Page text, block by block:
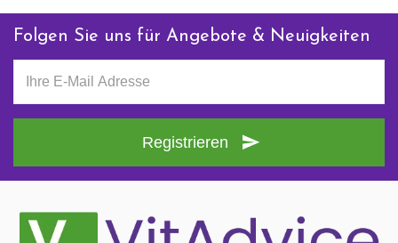
Folgen Sie uns für Angebote & Neuigkeiten
Registrieren